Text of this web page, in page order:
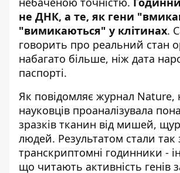
не ДНК, а те, як гени
"вимикаються" у клітинах.
говорить про реальний стан
набагато більше, ніж дата
паспорті.
Як повідомляє журнал Nature,
науковців проаналізувала
зразків тканин від мишей,
людей. Результатом стали так
транскриптомні годинники -
що читають активність генів